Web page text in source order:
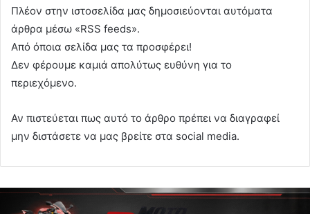
Πλέον στην ιστοσελίδα μας δημοσιεύονται αυτόματα
άρθρα μέσω «RSS feeds».
Από όποια σελίδα μας τα προσφέρει!
Δεν φέρουμε καμιά απολύτως ευθύνη για το
περιεχόμενο.
Αν πιστεύεται πως αυτό το άρθρο πρέπει να διαγραφεί
μην διστάσετε να μας βρείτε στα social media.